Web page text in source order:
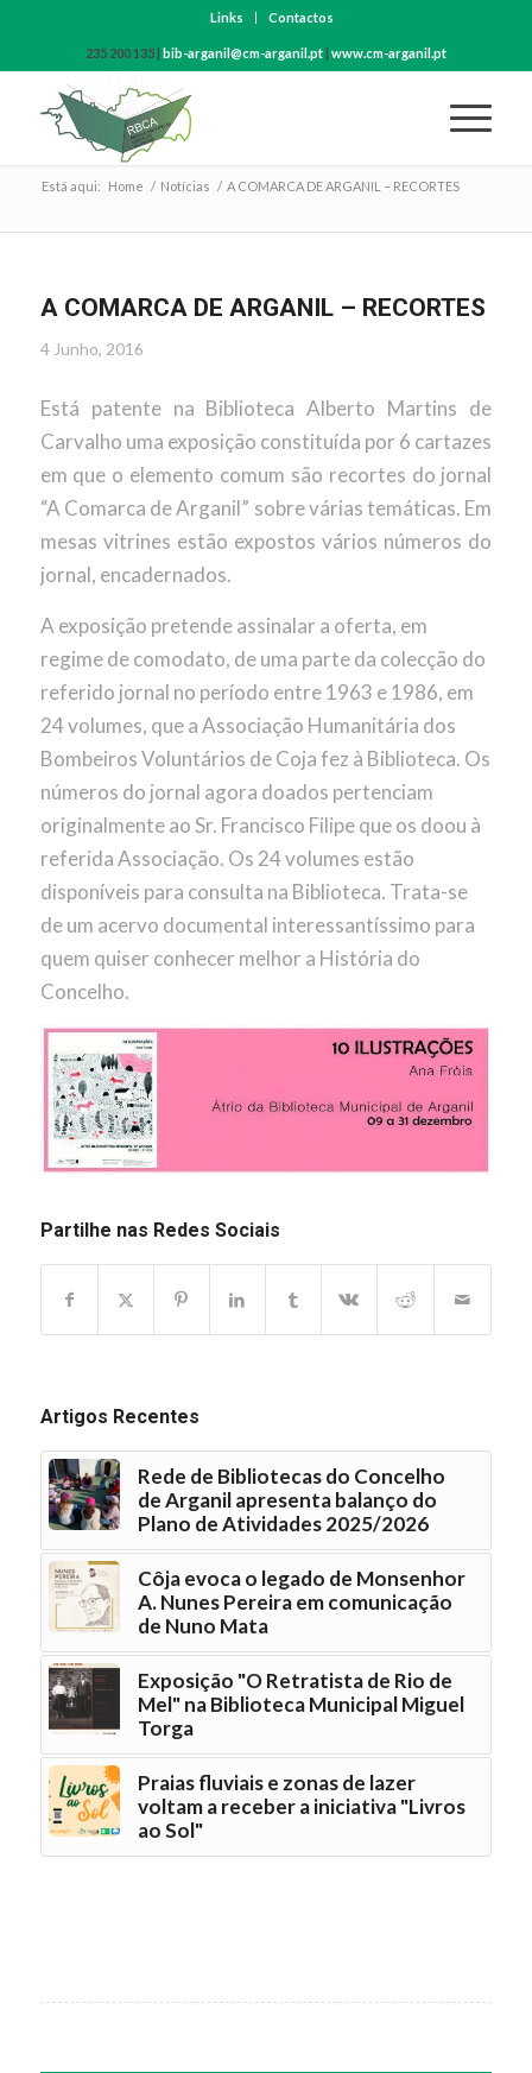
Links Contactos
235 200 135 | bib-arganil@cm-arganil.pt| www.cm-arganil.pt
Está aqui: Home / Notícias / A COMARCA DE ARGANIL – RECORTES
A COMARCA DE ARGANIL – RECORTES
4 Junho, 2016
Está patente na Biblioteca Alberto Martins de
Carvalho uma exposição constituída por 6 cartazes
em que o elemento comum são recortes do jornal
“A Comarca de Arganil” sobre várias temáticas. Em
mesas vitrines estão expostos vários números do
jornal, encadernados.
A exposição pretende assinalar a oferta, em
regime de comodato, de uma parte da colecção do
referido jornal no período entre 1963 e 1986, em
24 volumes, que a Associação Humanitária dos
Bombeiros Voluntários de Coja fez à Biblioteca. Os
números do jornal agora doados pertenciam
originalmente ao Sr. Francisco Filipe que os doou à
referida Associação. Os 24 volumes estão
disponíveis para consulta na Biblioteca. Trata-se
de um acervo documental interessantíssimo para
quem quiser conhecer melhor a História do
Concelho.
Partilhe nas Redes Sociais
Artigos Recentes
Rede de Bibliotecas do Concelho
de Arganil apresenta balanço do
Plano de Atividades 2025/2026
Côja evoca o legado de Monsenhor
A. Nunes Pereira em comunicação
de Nuno Mata
Exposição "O Retratista de Rio de
Mel" na Biblioteca Municipal Miguel
Torga
Praias fluviais e zonas de lazer
voltam a receber a iniciativa "Livros
ao Sol"